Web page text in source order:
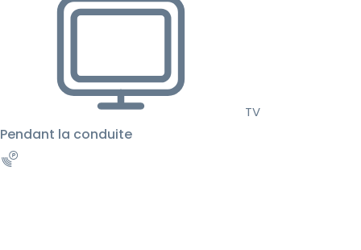
TV
Pendant la conduite